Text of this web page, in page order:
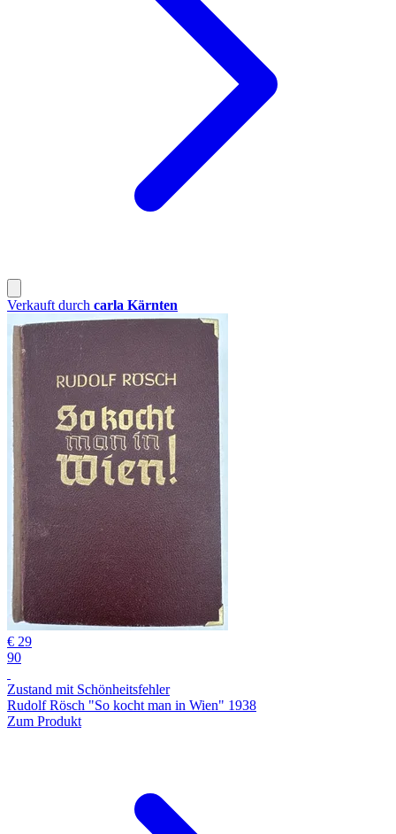
Verkauft durch carla Kärnten
€ 29
90
Zustand mit Schönheitsfehler
Rudolf Rösch "So kocht man in Wien" 1938
Zum Produkt